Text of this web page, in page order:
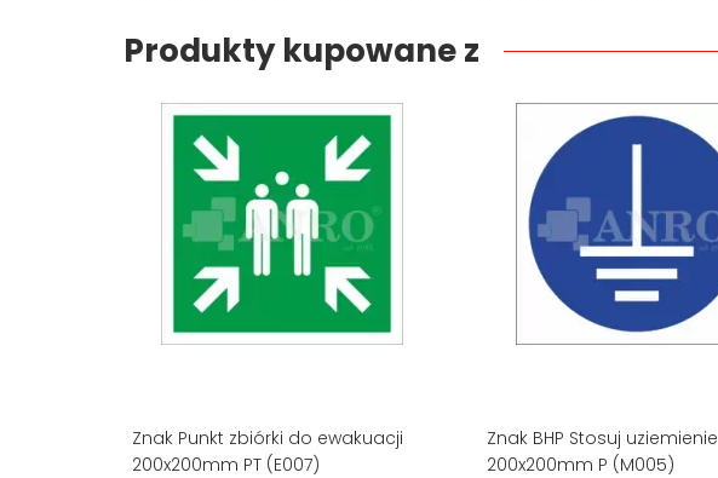
Produkty kupowane z
Znak Punkt zbiórki do ewakuacji
200x200mm PT (E007)
Znak BHP Stosuj uziemienie
200x200mm P (M005)